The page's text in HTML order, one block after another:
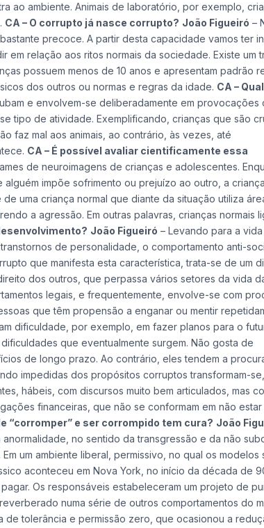
ao ambiente. Animais de laboratório, por exemplo,
CA – O corrupto já nasce corrupto? João Figueiró –
precoce. A partir desta capacidade vamos ter
relação aos ritos normais da sociedade. Existe um
possuem menos de 10 anos e apresentam padrão
dos outros ou normas e regras da idade. CA –
e envolvem-se deliberadamente em provocações
tipo de atividade. Exemplificando, crianças que são
faz mal aos animais, ao contrário, às vezes, até
CA – É possível avaliar cientificamente essa
de neuroimagens de crianças e adolescentes.
impõe sofrimento ou prejuízo ao outro, a
uma criança normal que diante da situação utiliza
a agressão. Em outras palavras, crianças normais
João Figueiró – Levando para a vida
de personalidade, o comportamento anti-
que manifesta esta característica, trata-se de um
dos outros, que perpassa vários setores da vida
legais, e frequentemente, envolve-se com
que têm propensão a enganar ou mentir
dificuldade, por exemplo, em fazer planos para o
que eventualmente surgem. Não gosta de
de longo prazo. Ao contrário, eles tendem a
impedidas dos propósitos corruptos transformam-se,
hábeis, com discursos muito bem articulados, mas
financeiras, que não se conformam em não estar
“corromper” e ser corrompido tem cura? João
no sentido da transgressão e da não
um ambiente liberal, permissivo, no qual os modelos
aconteceu em Nova York, no início da década de
Os responsáveis estabeleceram um projeto de
numa série de outros comportamentos do
tolerância e permissão zero, que ocasionou a